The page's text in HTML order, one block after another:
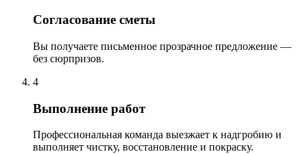
Согласование сметы
Вы получаете письменное прозрачное предложение —
без сюрпризов.
4
Выполнение работ
Профессиональная команда выезжает к надгробию и
выполняет чистку, восстановление и покраску.